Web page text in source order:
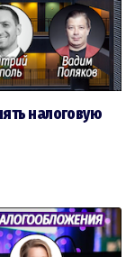
налоговую